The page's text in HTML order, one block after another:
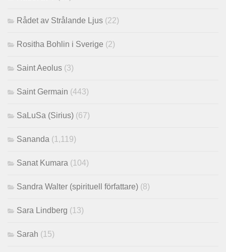
Rådet av Strålande Ljus (22)
Rositha Bohlin i Sverige (2)
Saint Aeolus (3)
Saint Germain (443)
SaLuSa (Sirius) (67)
Sananda (1,119)
Sanat Kumara (104)
Sandra Walter (spirituell författare) (8)
Sara Lindberg (13)
Sarah (15)